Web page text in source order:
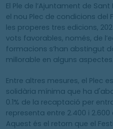
El Ple de l’Ajuntament de
el nou Plec de condicions del
les properes tres edicions,
vots favorables, només, de
formacions s’han abstingut
millorable en alguns
Entre altres mesures, el Plec
solidària mínima que ha
0.1% de la recaptació per
representa entre 2.400 i
Aquest és el retorn que el